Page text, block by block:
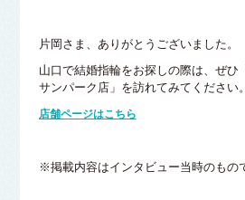
片岡さま、ありがとうございました。
山口で結婚指輪をお探しの際は、ぜひ
サンパーク店」を訪れてみてください。
店舗ページはこちら
※掲載内容はインタビュー当時のもの